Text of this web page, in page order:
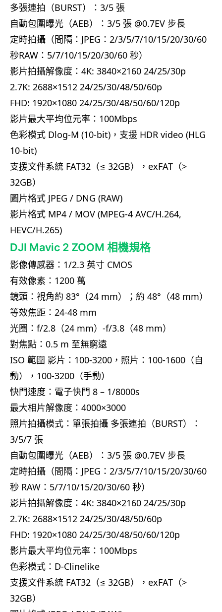
多張連拍（BURST）：3/5 張
自動包圍曝光（AEB）：3/5 張 @0.7EV 步長
定時拍攝（間隔：JPEG：2/3/5/7/10/15/20/30/60
秒RAW：5/7/10/15/20/30/60 秒）
影片拍攝解像度：4K: 3840×2160 24/25/30p
2.7K: 2688×1512 24/25/30/48/50/60p
FHD: 1920×1080 24/25/30/48/50/60/120p
影片最大平均位元率：100Mbps
色彩模式 Dlog-M (10-bit)，支援 HDR video (HLG
10-bit)
支援文件系統 FAT32（≤ 32GB），exFAT（>
32GB）
圖片格式 JPEG / DNG (RAW)
影片格式 MP4 / MOV (MPEG-4 AVC/H.264,
HEVC/H.265)
DJI Mavic 2 ZOOM 相機規格
影像傳感器：1/2.3 英寸 CMOS
有效像素：1200 萬
鏡頭：視角約 83°（24 mm）；約 48°（48 mm）
等效焦距：24-48 mm
光圈：f/2.8（24 mm）-f/3.8（48 mm）
對焦點：0.5 m 至無窮遠
ISO 範圍 影片：100-3200，照片：100-1600（自
動），100-3200（手動）
快門速度：電子快門 8 – 1/8000s
最大相片解像度：4000×3000
照片拍攝模式：單張拍攝 多張連拍（BURST）：
3/5/7 張
自動包圍曝光（AEB）：3/5 張 @0.7EV 步長
定時拍攝（間隔：JPEG：2/3/5/7/10/15/20/30/60
秒 RAW：5/7/10/15/20/30/60 秒）
影片拍攝解像度：4K: 3840×2160 24/25/30p
2.7K: 2688×1512 24/25/30/48/50/60p
FHD: 1920×1080 24/25/30/48/50/60/120p
影片最大平均位元率：100Mbps
色彩模式：D-Clinelike
支援文件系統 FAT32（≤ 32GB），exFAT（>
32GB）